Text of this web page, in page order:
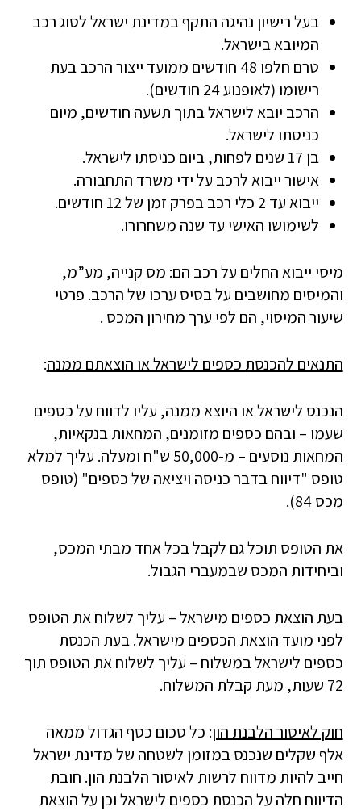
בעל רישיון נהיגה התקף במדינת ישראל לסוג רכב
המיובא בישראל.
טרם חלפו 48 חודשים ממועד ייצור הרכב בעת
רישומו (לאופנוע 24 חודשים).
הרכב יובא לישראל בתוך תשעה חודשים, מיום
כניסתו לישראל.
בן 17 שנים לפחות, ביום כניסתו לישראל.
אישור ייבוא לרכב על ידי משרד התחבורה.
ייבוא עד 2 כלי רכב בפרק זמן של 12 חודשים.
לשימושו האישי עד שנה משחרורו.
מיסי ייבוא החלים על רכב הם: מס קנייה, מע”מ,
והמיסים מחושבים על בסיס ערכו של הרכב. פרטי
שיעור המיסוי, הם לפי ערך מחירון המכס .
התנאים להכנסת כספים לישראל או הוצאתם ממנה:
הנכנס לישראל או היוצא ממנה, עליו לדווח על כספים
שעמו – ובהם כספים מזומנים, המחאות בנקאיות,
המחאות נוסעים – מ-50,000 ש"ח ומעלה. עליך למלא
טופס "דיווח בדבר כניסה ויציאה של כספים" (טופס
מכס 84).
את הטופס תוכל גם לקבל בכל אחד מבתי המכס,
וביחידות המכס שבמעברי הגבול.
בעת הוצאת כספים מישראל – עליך לשלוח את הטופס
לפני מועד הוצאת הכספים מישראל. בעת הכנסת
כספים לישראל במשלוח – עליך לשלוח את הטופס תוך
72 שעות, מעת קבלת המשלוח.
חוק לאיסור הלבנת הון: כל סכום כסף הגדול ממאה
אלף שקלים שנכנס במזומן לשטחה של מדינת ישראל
חייב להיות מדווח לרשות לאיסור הלבנת הון. חובת
הדיווח חלה על הכנסת כספים לישראל וכן על הוצאת